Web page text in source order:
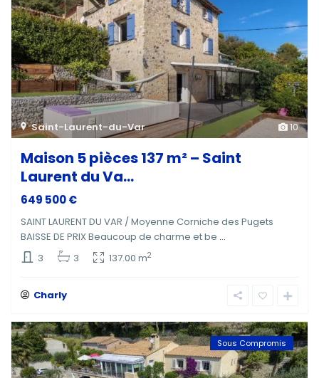
10
Saint-Laurent-du-Var
Maison 5 pièces 137 m² – Saint
Laurent du Va...
649 500 €
SAINT LAURENT DU VAR / Moyenne Corniche des Pugets
BAISSE DE PRIX Beaucoup de charme et be ...
3
3 137.00 m2
Charly
Sous Compromis